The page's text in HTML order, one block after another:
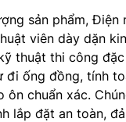
sản phẩm, Điện
viên dày dặn
thuật thi công
đi ống đồng, tính
ôn chuẩn xác.
lắp đặt an toàn,